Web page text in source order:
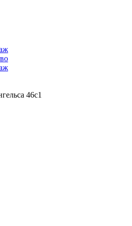
46с1